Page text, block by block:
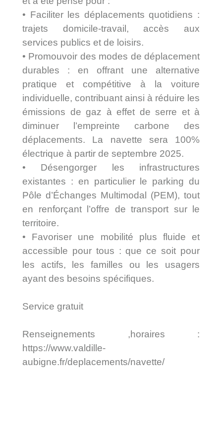
• Faciliter les déplacements quotidiens :
trajets domicile-travail, accès aux
services publics et de loisirs.
• Promouvoir des modes de déplacement
durables : en offrant une alternative
pratique et compétitive à la voiture
individuelle, contribuant ainsi à réduire les
émissions de gaz à effet de serre et à
diminuer l’empreinte carbone des
déplacements. La navette sera 100%
électrique à partir de septembre 2025.
• Désengorger les infrastructures
existantes : en particulier le parking du
Pôle d’Échanges Multimodal (PEM), tout
en renforçant l’offre de transport sur le
territoire.
• Favoriser une mobilité plus fluide et
accessible pour tous : que ce soit pour
les actifs, les familles ou les usagers
ayant des besoins spécifiques.
Service gratuit
Renseignements ,horaires :
https://www.valdille-
aubigne.fr/deplacements/navette/